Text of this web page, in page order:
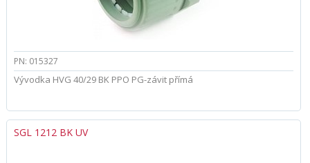
PN: 015327
Vývodka HVG 40/29 BK PPO PG-závit přímá
SGL 1212 BK UV